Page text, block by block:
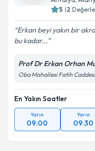
5 (2
Erkan beyi yakın bir
bu kadar...
Prof Dr Erkan Orhan
Oba Mahallesi Fatih
En Yakın Saatler
Yarın
09:00
Yarın
09:30